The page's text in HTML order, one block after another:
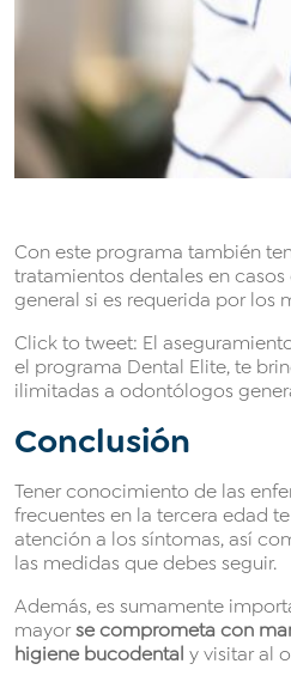
Con este programa también
tratamientos dentales en
general si es requerida por los
Click to tweet: El
el programa Dental Elite, te
ilimitadas a odontólogos
Conclusión
Tener conocimiento de las
frecuentes en la tercera edad
atención a los síntomas, así
las medidas que debes seguir.
Además, es sumamente
mayorse comprometa con
higiene bucodental y visitar al